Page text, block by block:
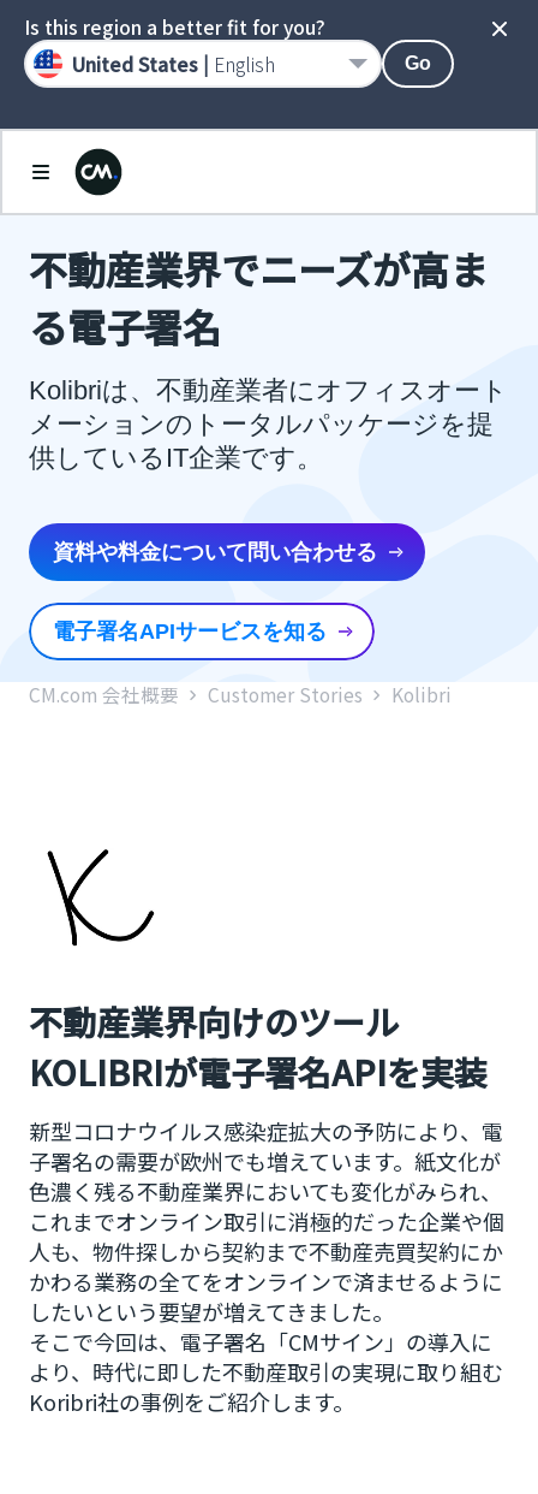
不動産業界でニーズが高ま
る電子署名
Kolibriは、不動産業者にオフィスオート
メーションのトータルパッケージを提
供しているIT企業です。
資料や料金について問い合わせる
電子署名APIサービスを知る
CM.com 会社概要 Customer Stories Kolibri
不動産業界向けのツール
KOLIBRIが電子署名APIを実装
新型コロナウイルス感染症拡大の予防により、電
子署名の需要が欧州でも増えています。紙文化が
色濃く残る不動産業界においても変化がみられ、
これまでオンライン取引に消極的だった企業や個
人も、物件探しから契約まで不動産売買契約にか
かわる業務の全てをオンラインで済ませるように
したいという要望が増えてきました。
そこで今回は、電子署名「CMサイン」の導入に
より、時代に即した不動産取引の実現に取り組む
Koribri社の事例をご紹介します。
Is this region a better fit for you?
United States | English Go